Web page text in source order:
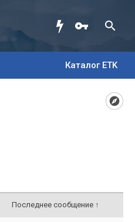
Каталог ETK
Последнее сообщение ↑